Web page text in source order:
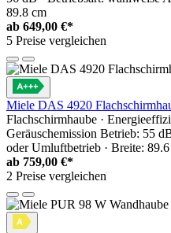
89.8 cm
ab 649,00 €*
5 Preise vergleichen
Miele DAS 4920
Flachschirmhaube ·
Geräuschemission Betrieb: 55
oder Umluftbetrieb · Breite:
ab 759,00 €*
2 Preise vergleichen